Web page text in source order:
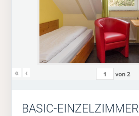
« ‹ von 2
BASIC-EINZELZIMMER